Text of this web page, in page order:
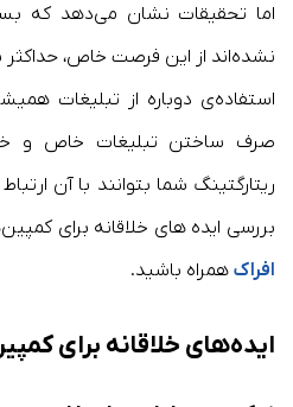
اما تحقیقات نشان می‌دهد که
نشده‌اند از این فرصت خاص، حداکثر
استفاده‌ی دوباره از تبلیغات
صرف ساختن تبلیغات خاص و
ریتارگتینگ شما بتوانند با آن
بررسی ایده های خلاقانه برای
افراک همراه باشید.
ایده‌های خلاقانه برای